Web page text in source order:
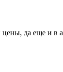
да еще и в